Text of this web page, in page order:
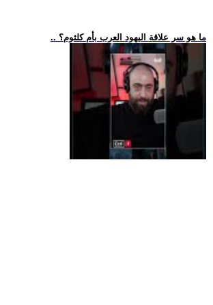
.. ما هو سر علاقة اليهود العرب بأم كلثوم؟